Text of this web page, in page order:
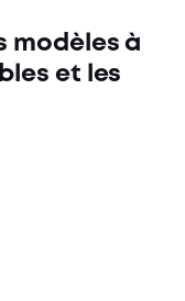
modèles à
et les